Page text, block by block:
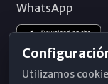
WhatsApp
Utilizamos